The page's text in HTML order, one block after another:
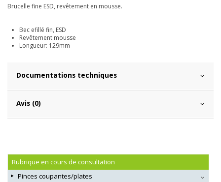
Brucelle fine ESD, revêtement en mousse.
Bec efillé fin, ESD
Revêtement mousse
Longueur: 129mm
Documentations techniques
Avis (0)
Rubrique en cours de consultation
Pinces coupantes/plates